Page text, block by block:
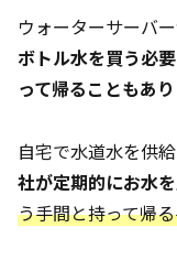
ウォーターサーバー
ボトル水を買う必
って帰ることもあ
自宅で水道水を供
社が定期的にお水
う手間と持って帰